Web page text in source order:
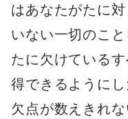
はあなたがたに
いない一切のこ
たに欠けている
得できるように
欠点が数えきれ